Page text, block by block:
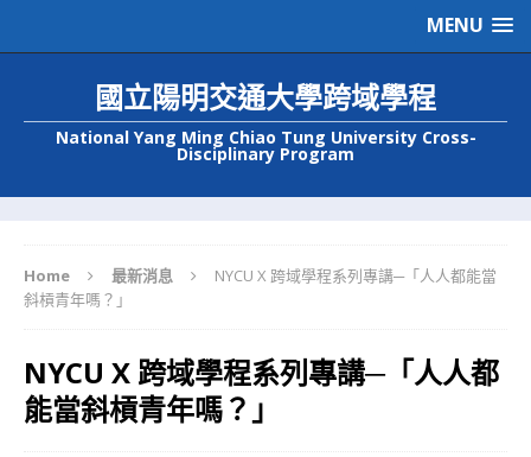
MENU
國立陽明交通大學跨域學程
National Yang Ming Chiao Tung University Cross-
Disciplinary Program
Home 最新消息
NYCU X 跨域學程系列專講─「人人都能當
斜槓青年嗎？」
NYCU X 跨域學程系列專講─「人人都
能當斜槓青年嗎？」